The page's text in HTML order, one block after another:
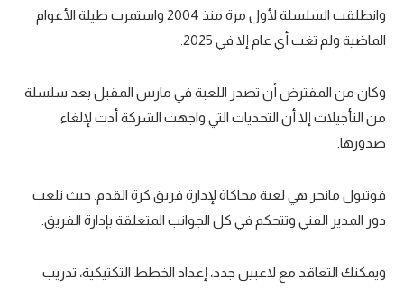
وانطلقت السلسلة لأول مرة منذ 2004 واستمرت طيلة الأعوام
الماضية ولم تغب أي عام إلا في 2025.
وكان من المفترض أن تصدر اللعبة في مارس المقبل بعد سلسلة
من التأجيلات إلا أن التحديات التي واجهت الشركة أدت لإلغاء
صدورها.
فوتبول مانجر هي لعبة محاكاة لإدارة فريق كرة القدم. حيث تلعب
دور المدير الفني وتتحكم في كل الجوانب المتعلقة بإدارة الفريق.
ويمكنك التعاقد مع لاعبين جدد، إعداد الخطط التكتيكية، تدريب